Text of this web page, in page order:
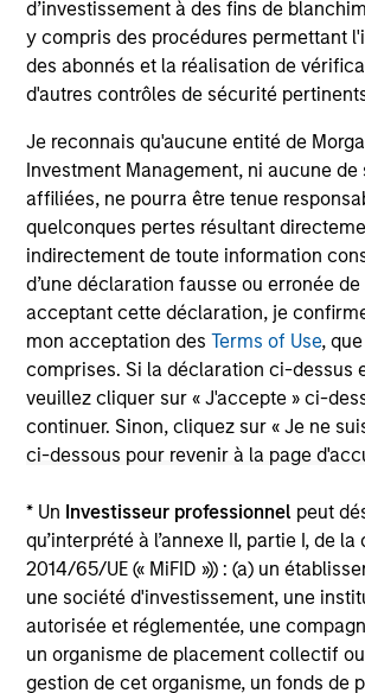
d’investissement à des fins de
y compris des procédures permettant
des abonnés et la réalisation de
d'autres contrôles de sécurité
Je reconnais qu'aucune entité de
Investment Management, ni aucune de
affiliées, ne pourra être tenue
quelconques pertes résultant
indirectement de toute information
d’une déclaration fausse ou erronée de
acceptant cette déclaration, je
mon acceptation desTerms of Use,
comprises. Si la déclaration ci-dessus
veuillez cliquer sur « J'accepte » ci-
continuer. Sinon, cliquez sur « Je ne
ci-dessous pour revenir à la page
* Un Investisseur professionnel peut
qu’interprété à l’annexe II, partie I, de
2014/65/UE (« MiFID »)) : (a) un
une société d'investissement, une
autorisée et réglementée, une
un organisme de placement collectif
gestion de cet organisme, un fonds de
May not represent all Team Members.
The information on this page is for
purposes only. The information
not constitute and should not be
offering of advisory services or an
solicitation of an offer to buy any
jurisdiction in which such offer or
purchase or sale would be unlawful
securities, insurance or other laws of
All investing involves risks, including a
Please refer to the strategy detail
information on the strategy, including
considerations.